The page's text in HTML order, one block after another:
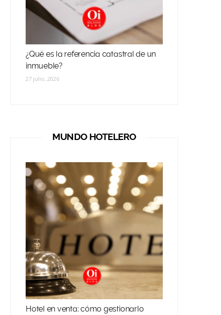
¿Qué es la referencia catastral de un
inmueble?
27 julio, 2026
MUNDO HOTELERO
Hotel en venta: cómo gestionarlo